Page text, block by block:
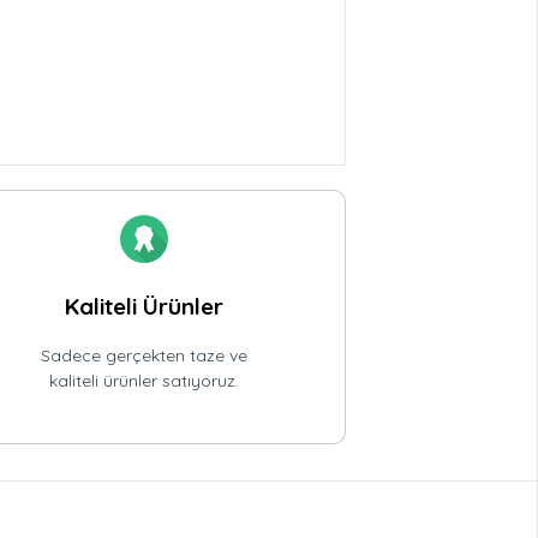
Kaliteli Ürünler
Sadece gerçekten taze ve
kaliteli ürünler satıyoruz.